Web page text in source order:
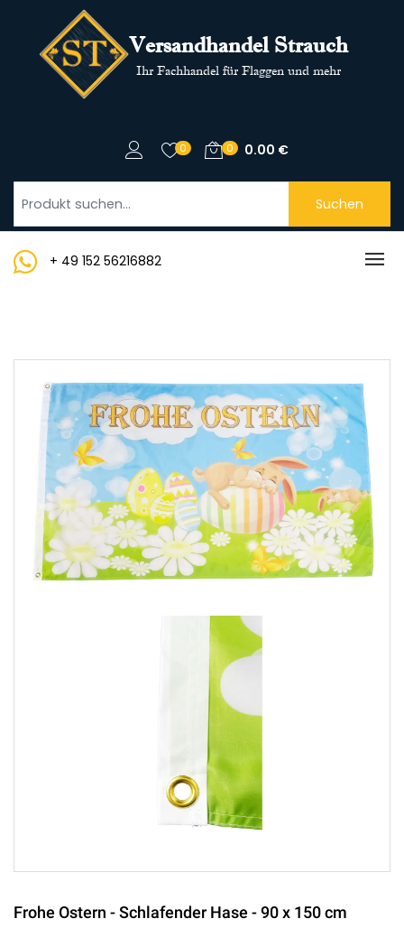
Versandhandel Strauch
Ihr Fachhandel für Flaggen und mehr
0 0 0.00 €
Suchen
+ 49 152 56216882
Frohe Ostern - Schlafender Hase - 90 x 150 cm